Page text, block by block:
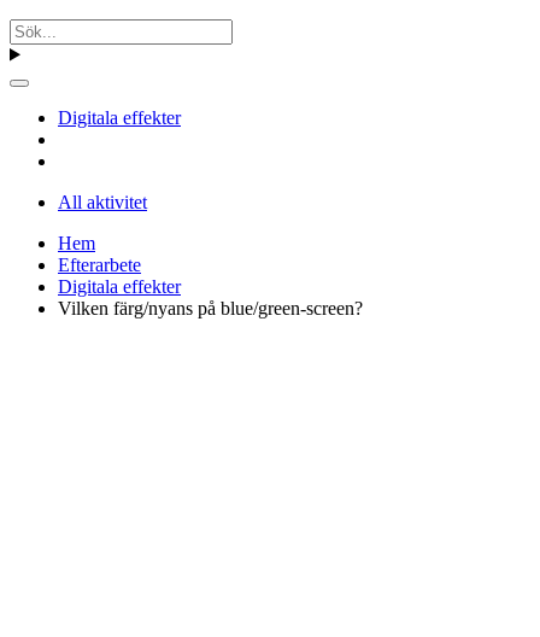
Digitala effekter
All aktivitet
Hem
Efterarbete
Digitala effekter
Vilken färg/nyans på blue/green-screen?